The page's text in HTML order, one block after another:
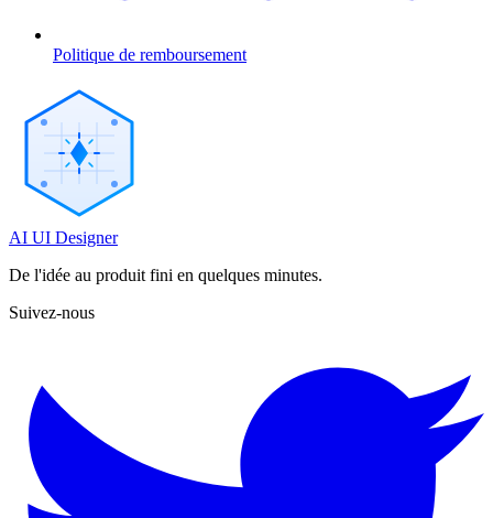
Politique de remboursement
AI UI Designer
De l'idée au produit fini en quelques minutes.
Suivez-nous